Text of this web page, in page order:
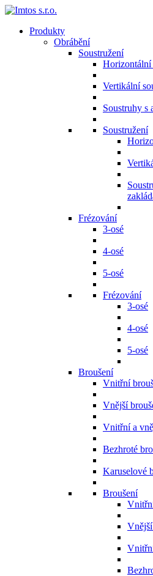
Produkty
Obrábění
Soustružení
Horizontální
Vertikální
Soustruhy s
Soustružení
Frézování
3-osé
4-osé
5-osé
Frézování
3-osé
4-osé
5-osé
Broušení
Vnitřní
Vnější
Vnitřní a
Bezhroté
Karuselové
Broušení